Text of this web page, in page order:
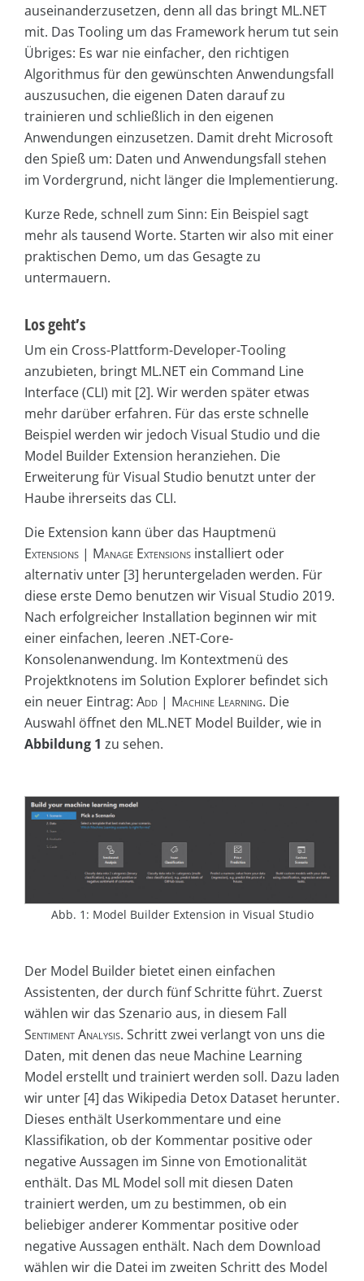
auseinanderzusetzen, denn all das bringt ML.NET
mit. Das Tooling um das Framework herum tut sein
Übriges: Es war nie einfacher, den richtigen
Algorithmus für den gewünschten Anwendungsfall
auszusuchen, die eigenen Daten darauf zu
trainieren und schließlich in den eigenen
Anwendungen einzusetzen. Damit dreht Microsoft
den Spieß um: Daten und Anwendungsfall stehen
im Vordergrund, nicht länger die Implementierung.
Kurze Rede, schnell zum Sinn: Ein Beispiel sagt
mehr als tausend Worte. Starten wir also mit einer
praktischen Demo, um das Gesagte zu
untermauern.
Los geht’s
Um ein Cross-Plattform-Developer-Tooling
anzubieten, bringt ML.NET ein Command Line
Interface (CLI) mit [2]. Wir werden später etwas
mehr darüber erfahren. Für das erste schnelle
Beispiel werden wir jedoch Visual Studio und die
Model Builder Extension heranziehen. Die
Erweiterung für Visual Studio benutzt unter der
Haube ihrerseits das CLI.
Die Extension kann über das Hauptmenü
Extensions | Manage Extensions installiert oder
alternativ unter [3] heruntergeladen werden. Für
diese erste Demo benutzen wir Visual Studio 2019.
Nach erfolgreicher Installation beginnen wir mit
einer einfachen, leeren .NET-Core-
Konsolenanwendung. Im Kontextmenü des
Projektknotens im Solution Explorer befindet sich
ein neuer Eintrag: Add | Machine Learning. Die
Auswahl öffnet den ML.NET Model Builder, wie in
Abbildung 1 zu sehen.
Abb. 1: Model Builder Extension in Visual Studio
Der Model Builder bietet einen einfachen
Assistenten, der durch fünf Schritte führt. Zuerst
wählen wir das Szenario aus, in diesem Fall
Sentiment Analysis. Schritt zwei verlangt von uns die
Daten, mit denen das neue Machine Learning
Model erstellt und trainiert werden soll. Dazu laden
wir unter [4] das Wikipedia Detox Dataset herunter.
Dieses enthält Userkommentare und eine
Klassifikation, ob der Kommentar positive oder
negative Aussagen im Sinne von Emotionalität
enthält. Das ML Model soll mit diesen Daten
trainiert werden, um zu bestimmen, ob ein
beliebiger anderer Kommentar positive oder
negative Aussagen enthält. Nach dem Download
wählen wir die Datei im zweiten Schritt des Model